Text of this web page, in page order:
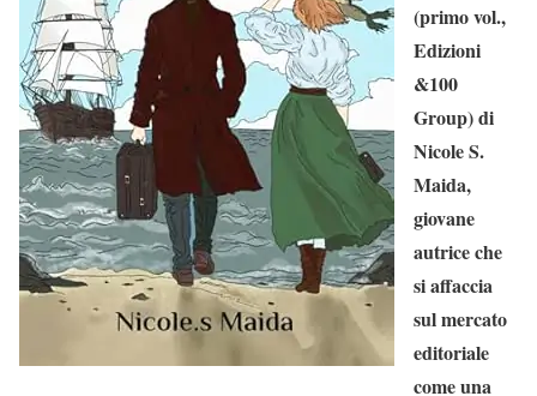
(primo vol.,
Edizioni
&100
Group) di
Nicole S.
Maida,
giovane
autrice che
si affaccia
sul mercato
editoriale
come una